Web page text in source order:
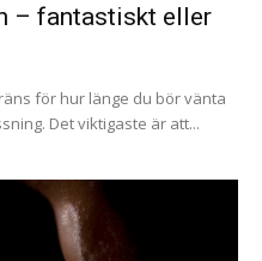
– fantastiskt eller
för hur länge du bör vänta
Det viktigaste är att...